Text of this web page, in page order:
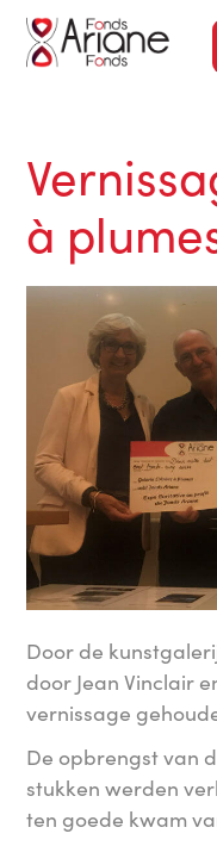
à
Door de
door Jean Vinclair
vernissage
​De opbrengst van
stukken werden
ten goede kwam